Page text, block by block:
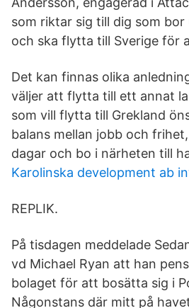
som riktar sig till dig som bor
och ska flytta till Sverige för
Det kan finnas olika
väljer att flytta till ett annat
som vill flytta till Grekland
balans mellan jobb och
dagar och bo i närheten till
Karolinska development ab
REPLIK.
På tisdagen meddelade
vd Michael Ryan att han
bolaget för att bosätta sig i
Någonstans där mitt på